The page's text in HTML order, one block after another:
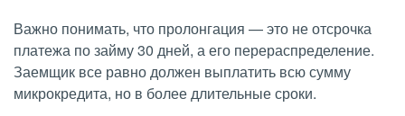
Важно понимать, что пролонгация — это не отсрочка
платежа по займу 30 дней, а его перераспределение.
Заемщик все равно должен выплатить всю сумму
микрокредита, но в более длительные сроки.